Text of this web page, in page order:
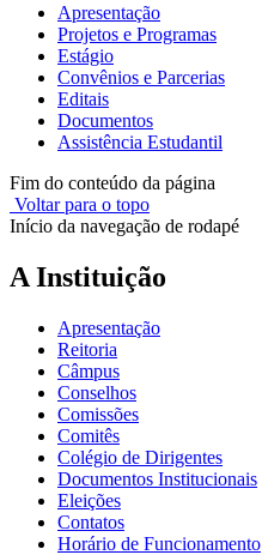
Apresentação
Projetos e Programas
Estágio
Convênios e Parcerias
Editais
Documentos
Assistência Estudantil
Fim do conteúdo da página
Voltar para o topo
Início da navegação de rodapé
A Instituição
Apresentação
Reitoria
Câmpus
Conselhos
Comissões
Comitês
Colégio de Dirigentes
Documentos Institucionais
Eleições
Contatos
Horário de Funcionamento